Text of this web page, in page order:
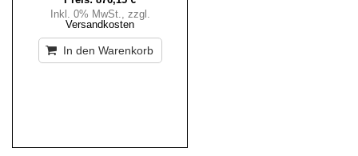
Inkl. 0% MwSt., zzgl.
Versandkosten
In den Warenkorb